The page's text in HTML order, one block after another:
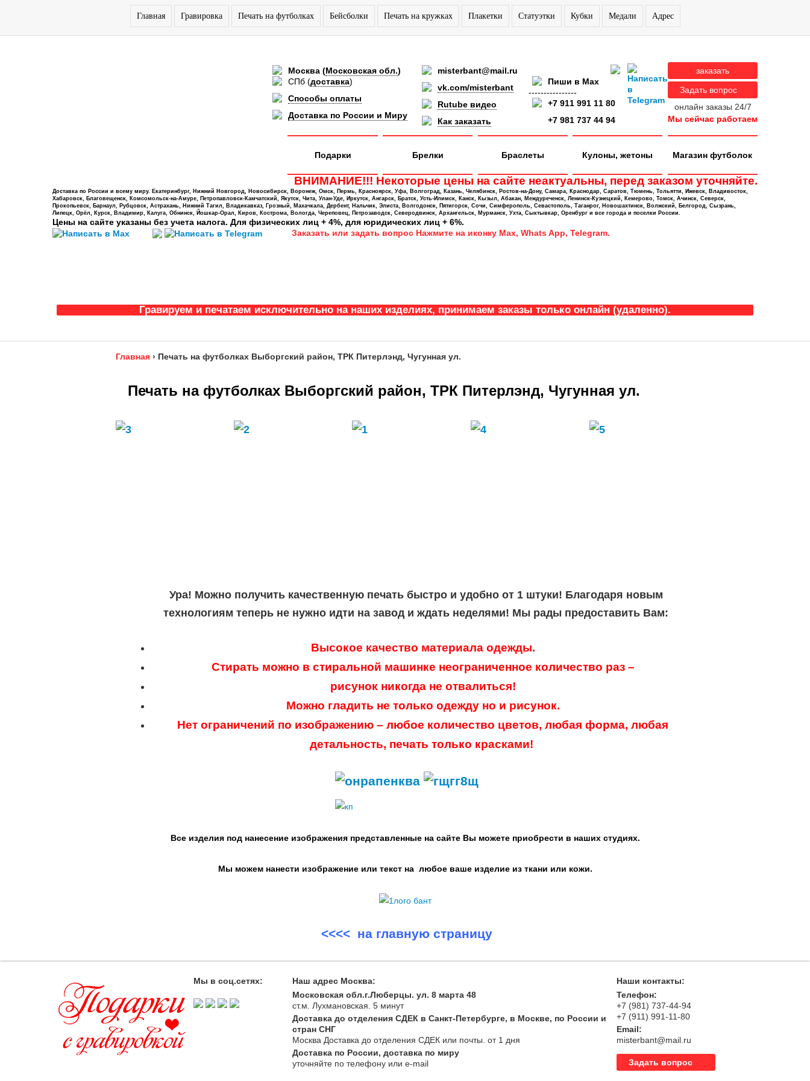
Главная Гравировка Печать на футболках Бейсболки Печать на кружках Плакетки Статуэтки Кубки Медали Адрес
Москва (Московская обл.)
СПб (доставка)
Способы оплаты
Доставка по России и Миру
misterbant@mail.ru
vk.com/misterbant
Rutube видео
Как заказать
Пиши в Max
----------------
+7 911 991 11 80
+7 981 737 44 94
заказать
Задать вопрос
онлайн заказы 24/7
Мы сейчас работаем
Магазин футболок
Кулоны, жетоны
Браслеты
Брелки
Подарки
ВНИМАНИЕ!!! Некоторые цены на сайте неактуальны, перед заказом уточняйте.
Доставка по России и всему миру. Екатеринбург, Нижний Новгород, Новосибирск, Воронеж, Омск, Пермь, Красноярск, Уфа, Волгоград, Казань, Челябинск, Ростов-на-Дону, Самара, Краснодар, Саратов, Тюмень, Тольятти, Ижевск, Владивосток,
Хабаровск, Благовещенск, Комсомольск-на-Амуре, Петропавловск-Камчатский, Якутск, Чита, Улан-Уде, Иркутск, Ангарск, Братск, Усть-Илимск, Канск, Кызыл, Абакан, Междуреченск, Ленинск-Кузнецкий, Кемерово, Томск, Ачинск, Северск,
Прокопьевск, Барнаул, Рубцовск, Астрахань, Нижний Тагил, Владикавказ, Грозный, Махачкала, Дербент, Нальчик, Элиста, Волгодонск, Пятигорск, Сочи, Симферополь, Севастополь, Таганрог, Новошахтинск, Волжский, Белгород, Сызрань,
Липецк, Орёл, Курск, Владимир, Калуга, Обнинск, Йошкар-Орал, Киров, Кострома, Вологда, Череповец, Петрозаводск, Северодвинск, Архангельск, Мурманск, Ухта, Сыктывкар, Оренбург и все города и поселки России.
Цены на сайте указаны без учета налога. Для физических лиц + 4%, для юридических лиц + 6%.
Заказать или задать вопрос Нажмите на иконку Max, Whats App, Telegram.
Гравируем и печатаем исключительно на наших изделиях, принимаем заказы только онлайн (удаленно).
Главная › Печать на футболках Выборгский район, ТРК Питерлэнд, Чугунная ул.
Печать на футболках Выборгский район, ТРК Питерлэнд, Чугунная ул.
Ура! Можно получить качественную печать быстро и удобно от 1 штуки! Благодаря новым
технологиям теперь не нужно идти на завод и ждать неделями! Мы рады предоставить Вам:
Высокое качество материала одежды.
Стирать можно в стиральной машинке неограниченное количество раз –
рисунок никогда не отвалиться!
Можно гладить не только одежду но и рисунок.
Нет ограничений по изображению – любое количество цветов, любая форма, любая
детальность, печать только красками!
Все изделия под нанесение изображения представленные на сайте Вы можете приобрести в наших студиях.
Мы можем нанести изображение или текст на любое ваше изделие из ткани или кожи.
<<<< на главную страницу
Мы в соц.сетях:
Наш адрес Москва:
Московская обл.г.Люберцы. ул. 8 марта 48
ст.м. Лухмановская. 5 минут
Доставка до отделения СДЕК в Санкт-Петербурге, в Москве, по России и
стран СНГ
Москва Доставка до отделения СДЕК или почты . от 1 дня
Доставка по России, доставка по миру
уточняйтепо телефонуили e-mail
Наши контакты:
Телефон:
+7 (981) 737-44-94
+7 (911) 991-11-80
Email:
misterbant@mail.ru
Задать вопрос